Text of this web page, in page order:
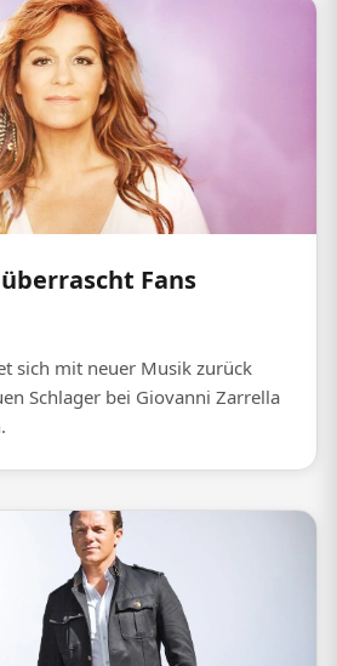
Fans
sich mit neuer Musik zurück
Schlager bei Giovanni Zarrella